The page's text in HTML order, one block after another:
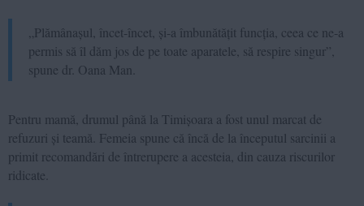
„Plămânașul, încet-încet, și-a îmbunătățit funcția, ceea ce ne-a
permis să îl dăm jos de pe toate aparatele, să respire singur”,
spune dr. Oana Man.
Pentru mamă, drumul până la Timișoara a fost unul marcat de
refuzuri și teamă. Femeia spune că încă de la începutul sarcinii a
primit recomandări de întrerupere a acesteia, din cauza riscurilor
ridicate.